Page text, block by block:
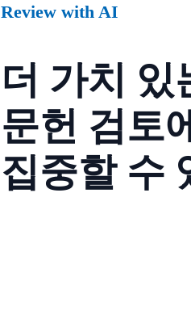
Review with AI
더 가치 있
문헌 검토
집중할 수